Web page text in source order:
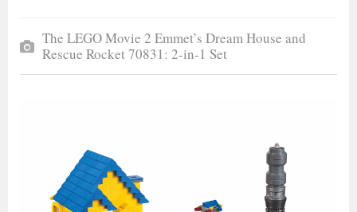
The LEGO Movie 2 Emmet’s Dream House and
Rescue Rocket 70831: 2-in-1 Set